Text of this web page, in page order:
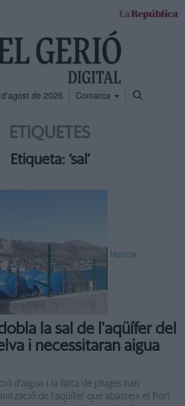
de 2026 Comarca
ETIQUETES
Etiqueta: ‘sal’
Notícia
la sal de l'aqüífer del
i necessitaran aigua
d'aigua i la falta de pluges han
de l'aqüífer que abasteix el Port